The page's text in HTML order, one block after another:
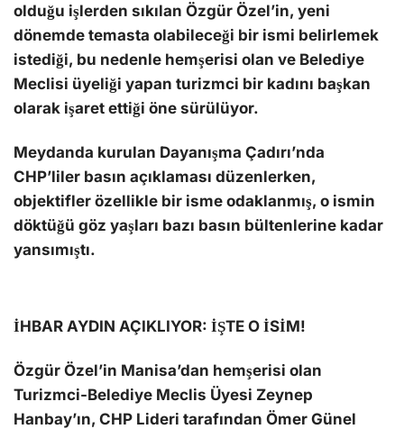
olduğu işlerden sıkılan Özgür Özel’in, yeni
dönemde temasta olabileceği bir ismi belirlemek
istediği, bu nedenle hemşerisi olan ve Belediye
Meclisi üyeliği yapan turizmci bir kadını başkan
olarak işaret ettiği öne sürülüyor.
Meydanda kurulan Dayanışma Çadırı’nda
CHP’liler basın açıklaması düzenlerken,
objektifler özellikle bir isme odaklanmış, o ismin
döktüğü göz yaşları bazı basın bültenlerine kadar
yansımıştı.
İHBAR AYDIN AÇIKLIYOR: İŞTE O İSİM!
Özgür Özel’in Manisa’dan hemşerisi olan
Turizmci-Belediye Meclis Üyesi Zeynep
Hanbay’ın, CHP Lideri tarafından Ömer Günel